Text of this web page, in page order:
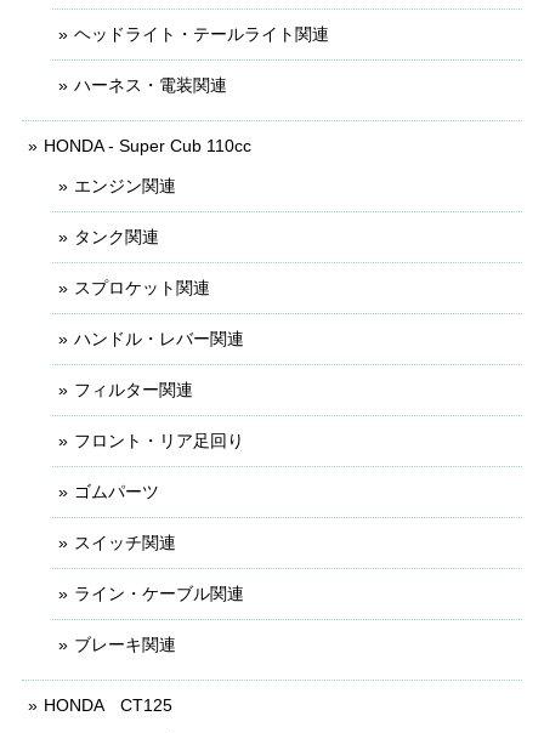
ヘッドライト・テールライト関連
ハーネス・電装関連
HONDA - Super Cub 110cc
エンジン関連
タンク関連
スプロケット関連
ハンドル・レバー関連
フィルター関連
フロント・リア足回り
ゴムパーツ
スイッチ関連
ライン・ケーブル関連
ブレーキ関連
HONDA CT125